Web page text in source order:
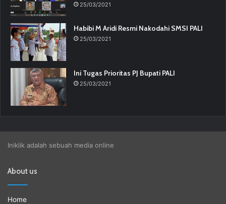
25/03/2021
Habibi M Aridi Resmi Nakodahi SMSI PALI
25/03/2021
Ini Tugas Prioritas PJ Bupati PALI
25/03/2021
Iniklik adalah sebuah media online
About us
Home